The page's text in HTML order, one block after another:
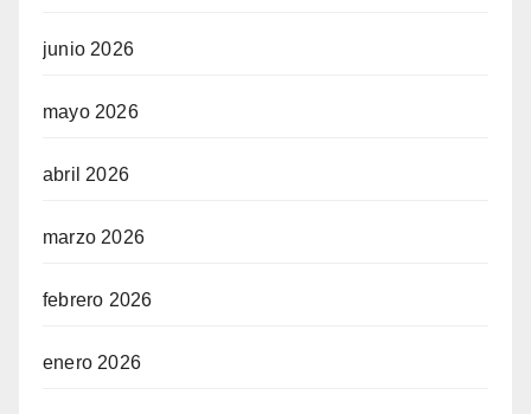
junio 2026
mayo 2026
abril 2026
marzo 2026
febrero 2026
enero 2026